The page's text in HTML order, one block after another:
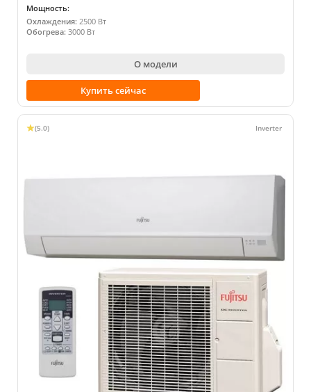
Мощность:
Охлаждения: 2500 Вт
Обогрева: 3000 Вт
О модели
Купить сейчас
(5.0)